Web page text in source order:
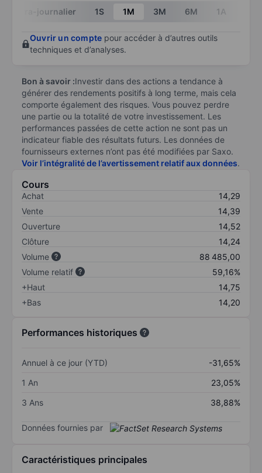
End of interactive chart.
Intra-journalier 1S 1M 3M 6M 1A
Ouvrir un compte pour accéder à d’autres outils
techniques et d’analyses.
Bon à savoir :Investir dans des actions a tendance à
générer des rendements positifs à long terme, mais cela
comporte également des risques. Vous pouvez perdre
une partie ou la totalité de votre investissement. Les
performances passées de cette action ne sont pas un
indicateur fiable des résultats futurs. Les données de
fournisseurs externes n’ont pas été modifiées par Saxo.
Voir l’intégralité de l’avertissement relatif aux données.
Cours
Achat
14,29
Vente
14,39
Ouverture
14,52
Clôture
14,24
Volume
88 485,00
Volume relatif
59,16%
+Haut
14,75
+Bas
14,20
Performances historiques
Annuel à ce jour (YTD)
-31,65%
1 An
23,05%
3 Ans
38,88%
Données fournies par
Caractéristiques principales